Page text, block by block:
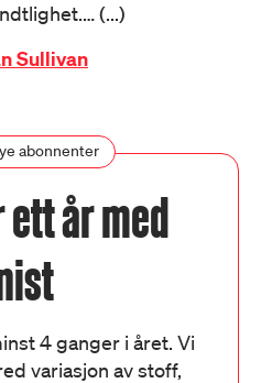
(...)
Sullivan
abonnenter
år med
4 ganger i året. Vi
variasjon av stoff,